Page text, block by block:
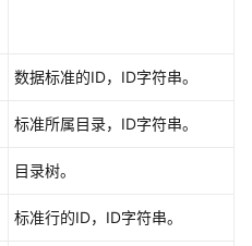
数据标准的ID，ID字符串。
标准所属目录，ID字符串。
目录树。
标准行的ID，ID字符串。